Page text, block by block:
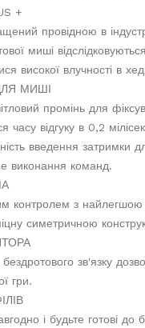
+
провідною в
миші
високої влучності в
МИШІ
промінь для
відгуку в 0,2
введення затримки
виконання команд.
контролем з
симетричною
зв'язку
гри.
і будьте готові